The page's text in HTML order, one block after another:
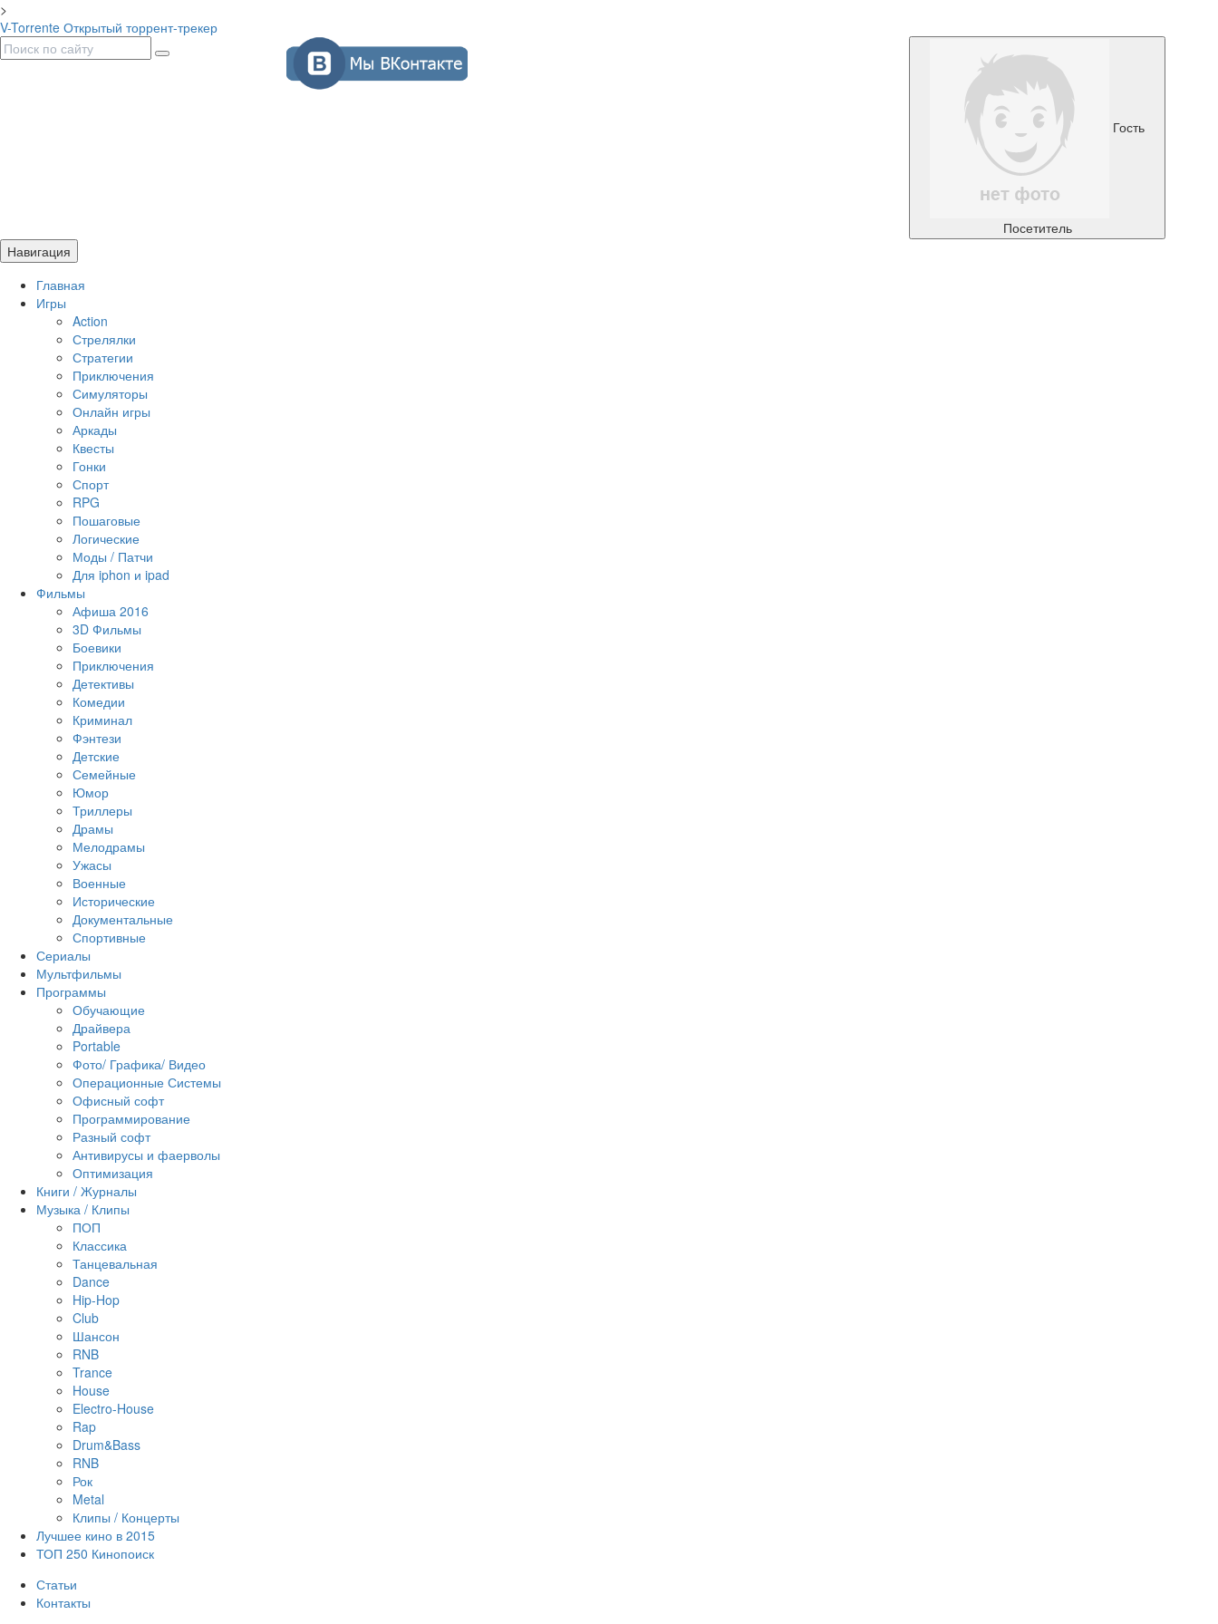
>
V-Torrente Открытый торрент-трекер
Гость
Посетитель
Навигация
Главная
Игры
Action
Стрелялки
Стратегии
Приключения
Симуляторы
Онлайн игры
Аркады
Квесты
Гонки
Спорт
RPG
Пошаговые
Логические
Моды / Патчи
Для iphon и ipad
Фильмы
Афиша 2016
3D Фильмы
Боевики
Приключения
Детективы
Комедии
Криминал
Фэнтези
Детские
Семейные
Юмор
Триллеры
Драмы
Мелодрамы
Ужасы
Военные
Исторические
Документальные
Спортивные
Сериалы
Мультфильмы
Программы
Обучающие
Драйвера
Portable
Фото/ Графика/ Видео
Операционные Системы
Офисный софт
Программирование
Разный софт
Антивирусы и фаерволы
Оптимизация
Книги / Журналы
Музыка / Клипы
ПОП
Классика
Танцевальная
Dance
Hip-Hop
Club
Шансон
RNB
Trance
House
Electro-House
Rap
Drum&Bass
RNB
Рок
Metal
Клипы / Концерты
Лучшее кино в 2015
ТОП 250 Кинопоиск
Статьи
Контакты